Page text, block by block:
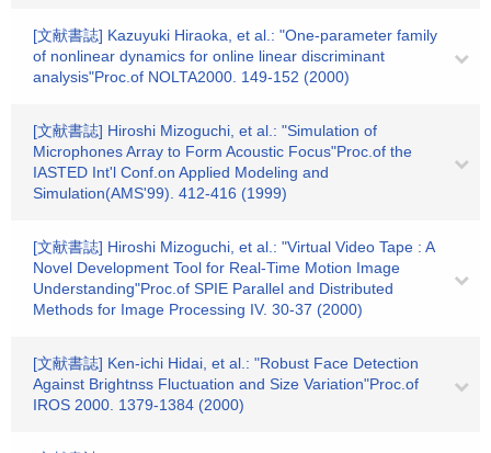
[文献書誌] Kazuyuki Hiraoka, et al.: "One-parameter family
of nonlinear dynamics for online linear discriminant
analysis"Proc.of NOLTA2000. 149-152 (2000)
[文献書誌] Hiroshi Mizoguchi, et al.: "Simulation of
Microphones Array to Form Acoustic Focus"Proc.of the
IASTED Int'l Conf.on Applied Modeling and
Simulation(AMS'99). 412-416 (1999)
[文献書誌] Hiroshi Mizoguchi, et al.: "Virtual Video Tape : A
Novel Development Tool for Real-Time Motion Image
Understanding"Proc.of SPIE Parallel and Distributed
Methods for Image Processing IV. 30-37 (2000)
[文献書誌] Ken-ichi Hidai, et al.: "Robust Face Detection
Against Brightnss Fluctuation and Size Variation"Proc.of
IROS 2000. 1379-1384 (2000)